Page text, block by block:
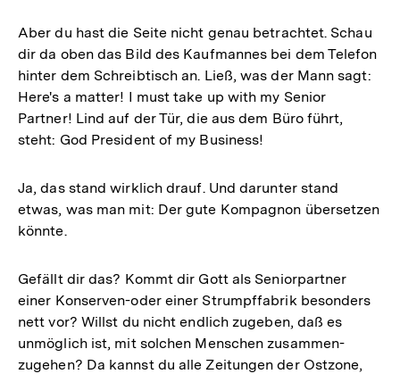
Aber du hast die Seite nicht genau betrachtet. Schau
dir da oben das Bild des Kaufmannes bei dem Telefon
hinter dem Schreibtisch an. Ließ, was der Mann sagt:
Here's a matter! I must take up with my Senior
Partner! Lind auf der Tür, die aus dem Büro führt,
steht: God President of my Business!
Ja, das stand wirklich drauf. Und darunter stand
etwas, was man mit: Der gute Kompagnon übersetzen
könnte.
Gefällt dir das? Kommt dir Gott als Seniorpartner
einer Konserven-oder einer Strumpffabrik besonders
nett vor? Willst du nicht endlich zugeben, daß es
unmöglich ist, mit solchen Menschen zusammen-
zugehen? Da kannst du alle Zeitungen der Ostzone,